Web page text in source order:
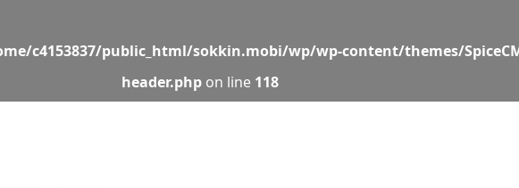
c4153837/public_html/sokkin.mobi/wp/wp-content/themes/
header.php on line 118